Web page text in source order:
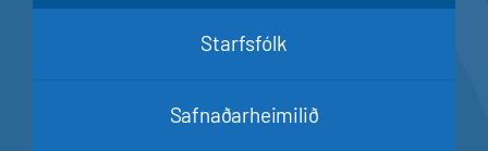
Starfsfólk
Safnaðarheimilið